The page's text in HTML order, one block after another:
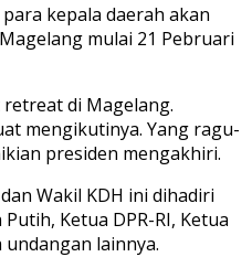
kepala daerah akan
mulai 21 Pebruari
retreat di Magelang.
mengikutinya. Yang ragu-
presiden mengakhiri.
Wakil KDH ini dihadiri
Ketua DPR-RI, Ketua
undangan lainnya.